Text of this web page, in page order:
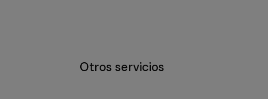
Otros servicios